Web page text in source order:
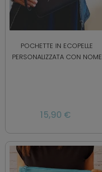
POCHETTE IN ECOPELLE
PERSONALIZZATA CON NOME
15,90 €